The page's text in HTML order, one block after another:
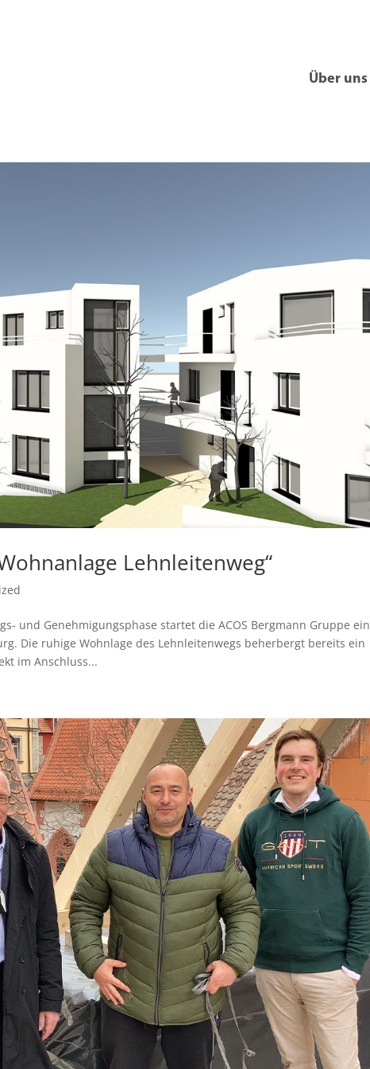
Über uns
Lehnleitenweg“
und Genehmigungsphase startet die ACOS Bergmann Gruppe ein
Die ruhige Wohnlage des Lehnleitenwegs beherbergt bereits ein
im Anschluss...